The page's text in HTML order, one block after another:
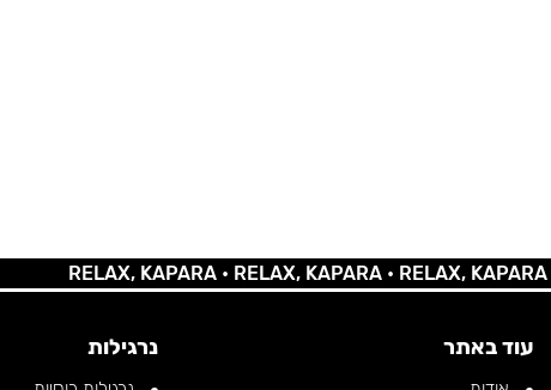
RELAX, KAPARA •RELAX, KAPARA •RELAX, KAPARA •
עוד באתר נרגילות